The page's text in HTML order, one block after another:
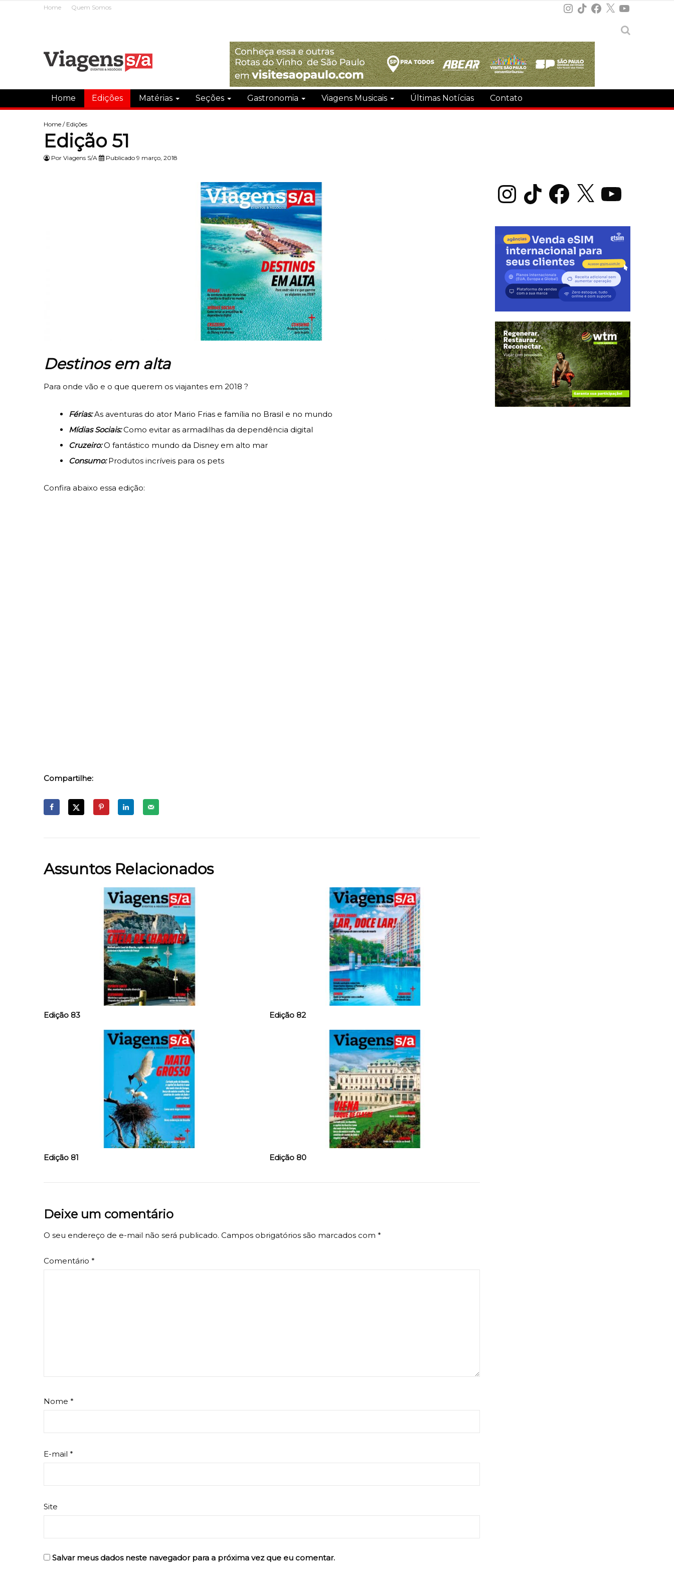
Home Quem Somos Instagram
TikTokFacebook
X YouTube
Home Edições Matérias Seções Gastronomia Viagens Musicais Últimas Notícias Contato
Home / Edições
Edição 51
Por Viagens S/A Publicado 9 março, 2018
Destinos em alta
Para onde vão e o que querem os viajantes em 2018 ?
Férias: As aventuras do ator Mario Frias e família no Brasil e no mundo
Mídias Sociais: Como evitar as armadilhas da dependência digital
Cruzeiro: O fantástico mundo da Disney em alto mar
Consumo: Produtos incríveis para os pets
Confira abaixo essa edição:
Compartilhe:
Assuntos Relacionados
Edição 83 Edição 82
Edição 81 Edição 80
Deixe um comentário
O seu endereço de e-mail não será publicado. Campos obrigatórios são marcados com *
Comentário *
Nome *
E-mail *
Site
Salvar meus dados neste navegador para a próxima vez que eu comentar.
InstagramTikTok Facebook
X YouTube